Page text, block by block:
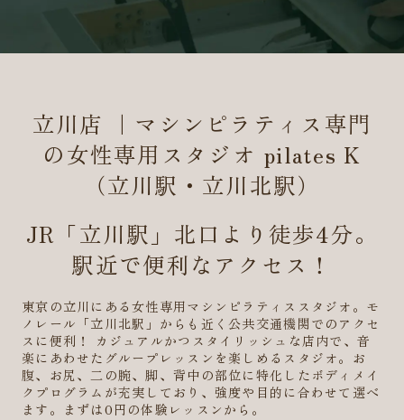
立川店 ｜マシンピラティス専門
の女性専用スタジオ pilates K
（立川駅・立川北駅）
JR「立川駅」北口より徒歩4分。
駅近で便利なアクセス！
東京の立川にある女性専用マシンピラティススタジオ。モ
ノレール「立川北駅」からも近く公共交通機関でのアクセ
スに便利！ カジュアルかつスタイリッシュな店内で、音
楽にあわせたグループレッスンを楽しめるスタジオ。お
腹、お尻、二の腕、脚、背中の部位に特化したボディメイ
クプログラムが充実しており、強度や目的に合わせて選べ
ます。まずは0円の体験レッスンから。